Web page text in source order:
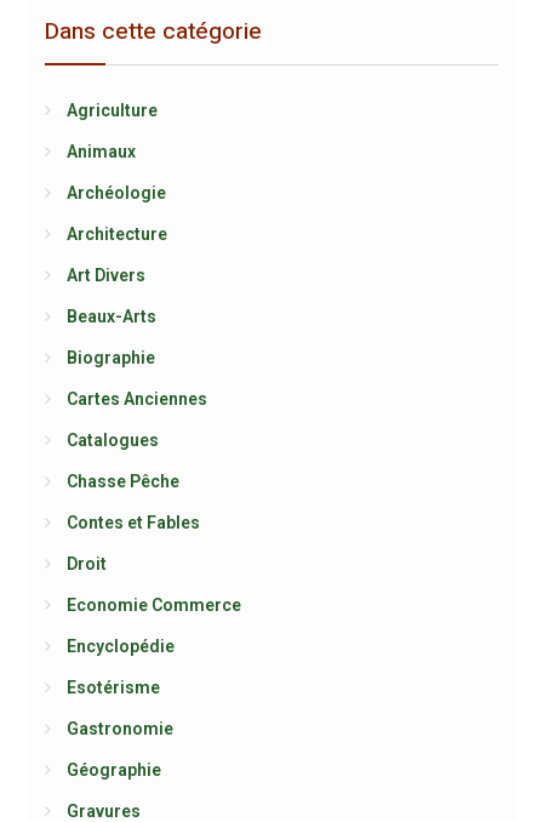
Dans cette catégorie
Agriculture
Animaux
Archéologie
Architecture
Art Divers
Beaux-Arts
Biographie
Cartes Anciennes
Catalogues
Chasse Pêche
Contes et Fables
Droit
Economie Commerce
Encyclopédie
Esotérisme
Gastronomie
Géographie
Gravures